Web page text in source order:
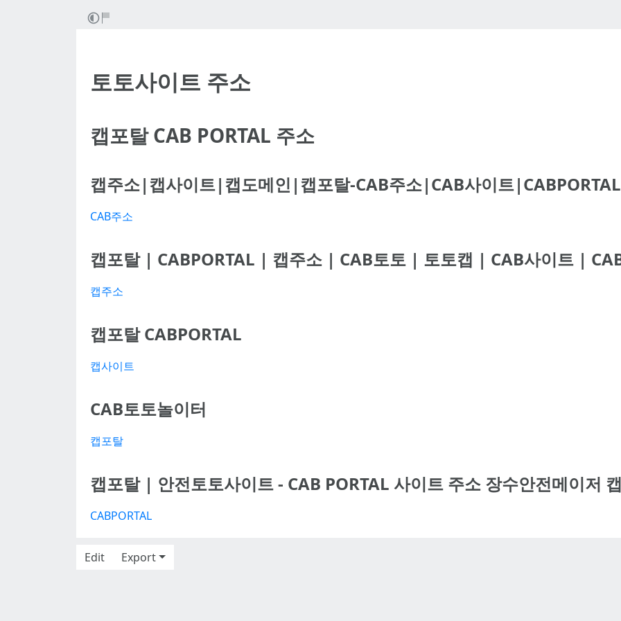
토토사이트 주소
캡포탈 CAB PORTAL 주소
캡주소|캡사이트|캡도메인|캡포탈-CAB주소|CAB사이트|CABPORTAL
CAB주소
캡포탈 | CABPORTAL | 캡주소 | CAB토토 | 토토캡 | CAB사이트 |
캡주소
캡포탈 CABPORTAL
캡사이트
CAB토토놀이터
캡포탈
캡포탈 | 안전토토사이트 - CAB PORTAL 사이트 주소 장수안전메이저
CABPORTAL
Edit
Export